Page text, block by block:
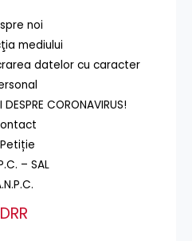
noi
mediului
datelor cu caracter
DESPRE CORONAVIRUS!
– SAL
DRR